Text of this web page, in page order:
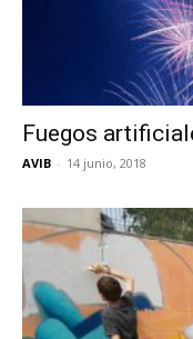
Fuegos
AVIB - 14 junio, 2018